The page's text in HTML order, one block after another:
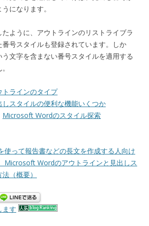
になります。
たように、アウトラインのリストライブラ
番号スタイルも登録されています。しか
う文字を含まない番号スタイルを適用する
トラインのタイプ
しスタイルの便利な機能いくつか
Microsoft Wordのスタイル探索
って報告書などの長文を作成する人向け
Microsoft Wordのアウトラインと見出しス
（概要）
ます